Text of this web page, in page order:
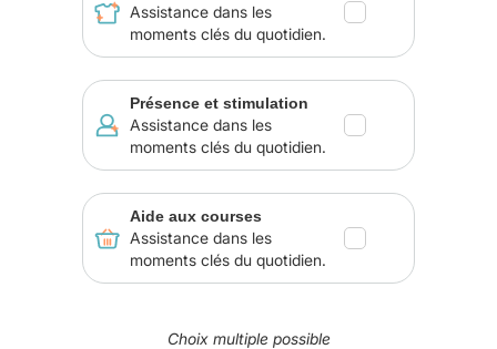
Assistance dans les
moments clés du quotidien.
Présence et stimulation
Assistance dans les
moments clés du quotidien.
Aide aux courses
Assistance dans les
moments clés du quotidien.
Choix multiple possible